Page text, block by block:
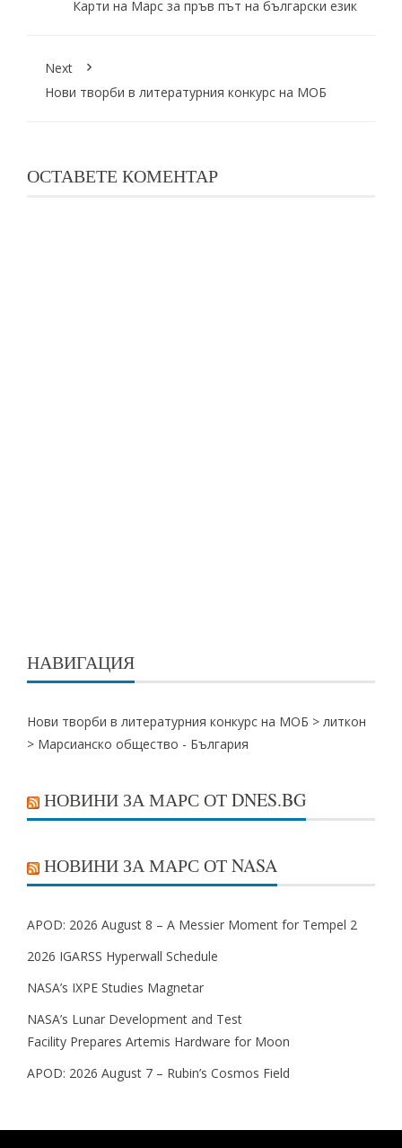
Карти на Марс за пръв път на български език
Next
Нови творби в литературния конкурс на МОБ
ОСТАВЕТЕ КОМЕНТАР
НАВИГАЦИЯ
Нови творби в литературния конкурс на МОБ > литкон
> Марсианско общество - България
НОВИНИ ЗА МАРС ОТ DNES.BG
НОВИНИ ЗА МАРС ОТ NASA
APOD: 2026 August 8 – A Messier Moment for Tempel 2
2026 IGARSS Hyperwall Schedule
NASA’s IXPE Studies Magnetar
NASA’s Lunar Development and Test
Facility Prepares Artemis Hardware for Moon
APOD: 2026 August 7 – Rubin’s Cosmos Field